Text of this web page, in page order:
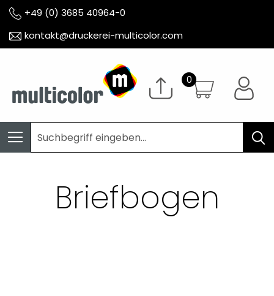
+49 (0) 3685 40964-0
kontakt@druckerei-multicolor.com
Briefbogen